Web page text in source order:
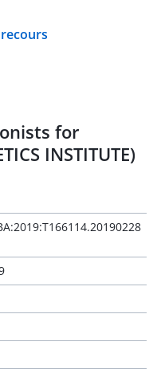
for
INSTITUTE)